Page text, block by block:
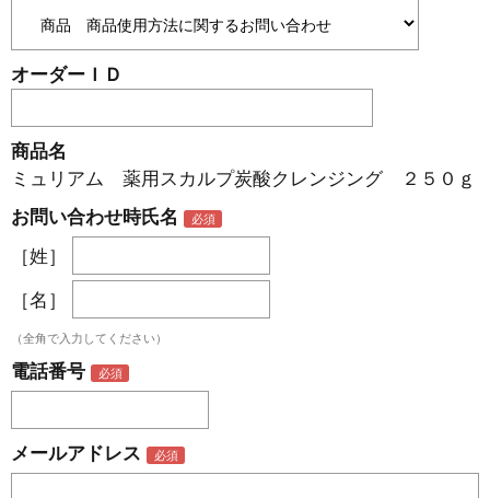
オーダーＩＤ
商品名
ミュリアム 薬用スカルプ炭酸クレンジング ２５０ｇ
お問い合わせ時氏名
［姓］
［名］
（全角で入力してください）
電話番号
メールアドレス